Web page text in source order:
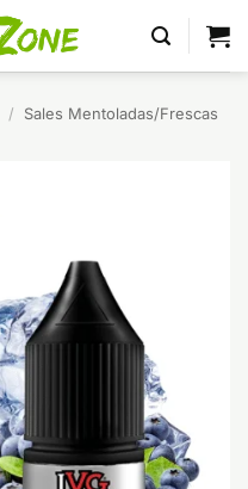
/ Sales Mentoladas/Frescas